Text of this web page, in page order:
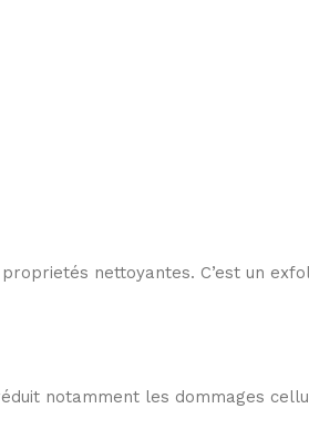
nettoyantes. C’est un
notamment les dommages